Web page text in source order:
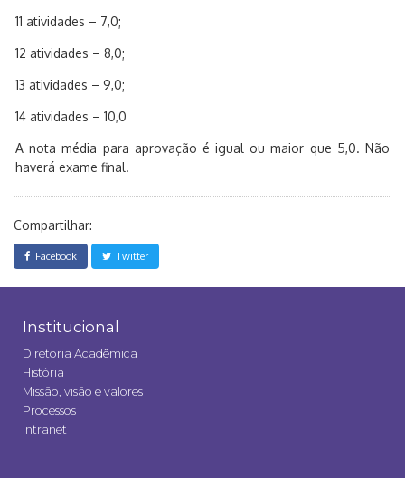
11 atividades – 7,0;
12 atividades – 8,0;
13 atividades – 9,0;
14 atividades – 10,0
A nota média para aprovação é igual ou maior que 5,0. Não
haverá exame final.
Compartilhar:
Facebook Twitter
Institucional
Diretoria Acadêmica
História
Missão, visão e valores
Processos
Intranet